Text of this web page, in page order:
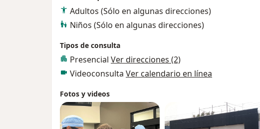
Adultos (Sólo en algunas direcciones)
Niños (Sólo en algunas direcciones)
Tipos de consulta
Presencial Ver direcciones (2)
Videoconsulta Ver calendario en línea
Fotos y videos